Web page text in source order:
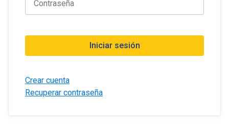
Iniciar sesión
Crear cuenta
Recuperar contraseña